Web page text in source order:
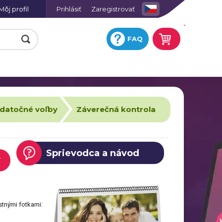
Prihlásiť Zaregistrovať
profil
FAQ
voľby Záverečná kontrola
Sprievodca a návod
fotkami: